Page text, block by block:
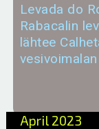
Levada do
Rabacalin
lähtee
April 2023